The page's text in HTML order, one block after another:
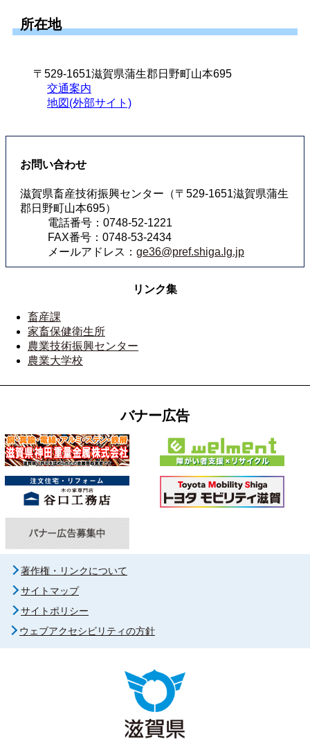
所在地
〒529-1651滋賀県蒲生郡日野町山本695
交通案内
地図(外部サイト)
お問い合わせ
滋賀県畜産技術振興センター（〒529-1651滋賀県蒲生
郡日野町山本695）
電話番号：0748-52-1221
FAX番号：0748-53-2434
メールアドレス： ge36@pref.shiga.lg.jp
リンク集
畜産課
家畜保健衛生所
農業技術振興センター
農業大学校
バナー広告
著作権・リンクについて
サイトマップ
サイトポリシー
ウェブアクセシビリティの方針